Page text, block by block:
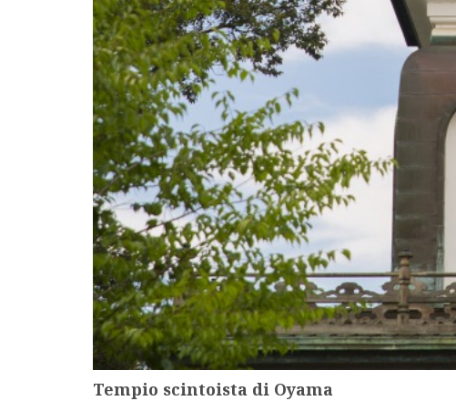
Tempio scintoista di Oyama